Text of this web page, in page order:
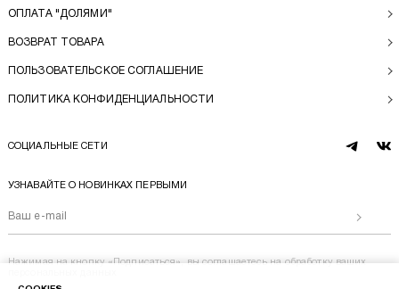
ОПЛАТА "ДОЛЯМИ"
ВОЗВРАТ ТОВАРА
ПОЛЬЗОВАТЕЛЬСКОЕ СОГЛАШЕНИЕ
ПОЛИТИКА КОНФИДЕНЦИАЛЬНОСТИ
СОЦИАЛЬНЫЕ СЕТИ
telegram
vk
УЗНАВАЙТЕ О НОВИНКАХ ПЕРВЫМИ
Нажимая на кнопку «Подписаться», вы соглашаетесь на обработку ваших